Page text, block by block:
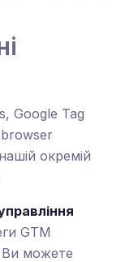
Google Tag
окремій
GTM
Ви можете